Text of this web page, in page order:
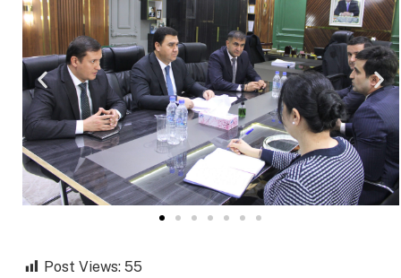
Post Views: 55